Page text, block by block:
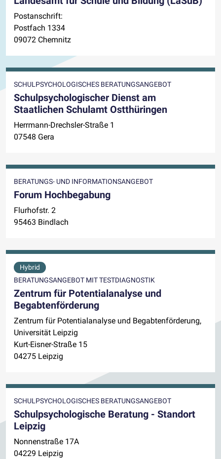
Postanschrift:
Postfach 1334
09072 Chemnitz
SCHULPSYCHOLOGISCHES BERATUNGSANGEBOT
Schulpsychologischer Dienst am
Staatlichen Schulamt Ostthüringen
Herrmann-Drechsler-Straße 1
07548 Gera
BERATUNGS- UND INFORMATIONSANGEBOT
Forum Hochbegabung
Flurhofstr. 2
95463 Bindlach
Hybrid
BERATUNGSANGEBOT MIT TESTDIAGNOSTIK
Zentrum für Potentialanalyse und
Begabtenförderung
Zentrum für Potentialanalyse und Begabtenförderung,
Universität Leipzig
Kurt-Eisner-Straße 15
04275 Leipzig
SCHULPSYCHOLOGISCHES BERATUNGSANGEBOT
Schulpsychologische Beratung - Standort
Leipzig
Nonnenstraße 17A
04229 Leipzig